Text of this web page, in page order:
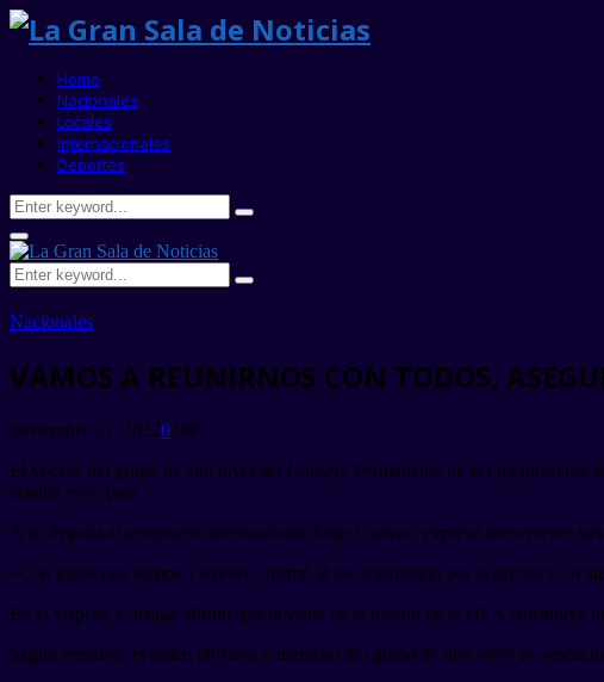
Home
Nacionales
Locales
Internacionales
Deportes
Search
for:
Search
Primary
Menu
Search
for:
Search
Nacionales
VAMOS A REUNIRNOS CON TODOS,
noviembre 21, 20220288
El vocero del grupo de alto nivel del Consejo Permanente de la Organización
estadía en el país.
A su llegada al aeropuerto internacional Jorge Chávez, expresó brevemente
«Con todos nos vamos a reunir», afirmó al ser consultado por la prensa si su
En la víspera, Loizaga afirmó que la visita de la misión de la OEA constituye
Según remarcó, el único objetivo y mandato del grupo de alto nivel es